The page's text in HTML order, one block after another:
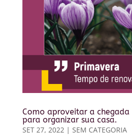
Como aproveitar a
para organizar sua casa.
SET 27, 2022| SEM CATEGORIA